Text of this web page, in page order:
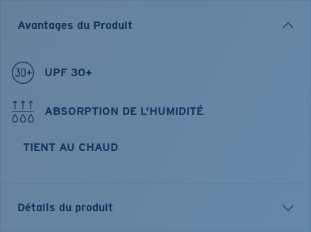
Avantages du Produit
UPF 30+
ABSORPTION DE L'HUMIDITÉ
TIENT AU CHAUD
Détails du produit